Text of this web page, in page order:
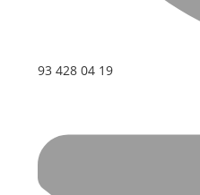
93 428 04 19